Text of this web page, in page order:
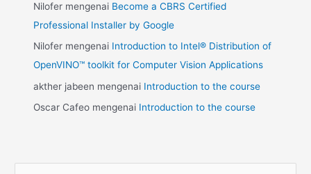
Nilofer mengenai Become a CBRS Certified
Professional Installer by Google
Nilofer mengenai Introduction to Intel® Distribution of
OpenVINO™ toolkit for Computer Vision Applications
akther jabeen mengenai Introduction to the course
Oscar Cafeo mengenai Introduction to the course